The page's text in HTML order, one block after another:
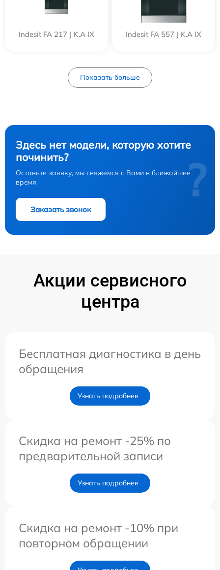
Indesit FA 217 J K.A IX Indesit FA 557 J K.A IX
Показать больше
Здесь нет модели, которую хотите
починить?
Оставьте заявку, мы свяжемся с Вами в ближайшее
время
Заказать звонок
?
Акции сервисного
центра
Бесплатная диагностика в день
обращения
Узнать подробнее
Скидка на ремонт -25% по
предварительной записи
Узнать подробнее
Скидка на ремонт -10% при
повторном обращении